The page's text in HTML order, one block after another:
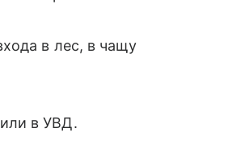
в лес, в чащу
в УВД.